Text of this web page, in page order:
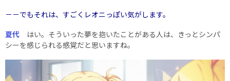
－－でもそれは、すごくレオニっぽい気がします。
夏代 はい。そういった夢を抱いたことがある人は、きっとシンパ
シーを感じられる感覚だと思いますね。